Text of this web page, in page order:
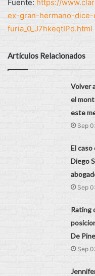
Fuente: https://
ex-gran-hermano-dice-
furia_0_J7hkeqtIPd.html
Artículos Relacionados
Volver
el
este
Sep
El
Diego
Sep
Rating
De
Sep